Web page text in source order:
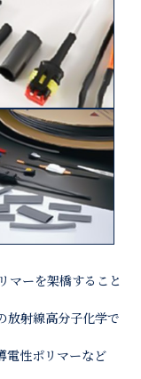
マーを架橋すること
放射線高分子化学で
電性ポリマーなど